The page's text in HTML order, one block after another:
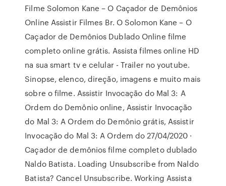
Filme Solomon Kane – O Caçador de Demônios
Online Assistir Filmes Br. O Solomon Kane – O
Caçador de Demônios Dublado Online filme
completo online grátis. Assista filmes online HD
na sua smart tv e celular - Trailer no youtube.
Sinopse, elenco, direção, imagens e muito mais
sobre o filme. Assistir Invocação do Mal 3: A
Ordem do Demônio online, Assistir Invocação
do Mal 3: A Ordem do Demônio grátis, Assistir
Invocação do Mal 3: A Ordem do 27/04/2020 ·
Caçador de demônios filme completo dublado
Naldo Batista. Loading Unsubscribe from Naldo
Batista? Cancel Unsubscribe. Working Assista